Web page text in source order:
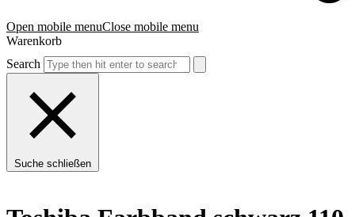
Open mobile menuClose mobile menu
Warenkorb
Search
Suche schließen